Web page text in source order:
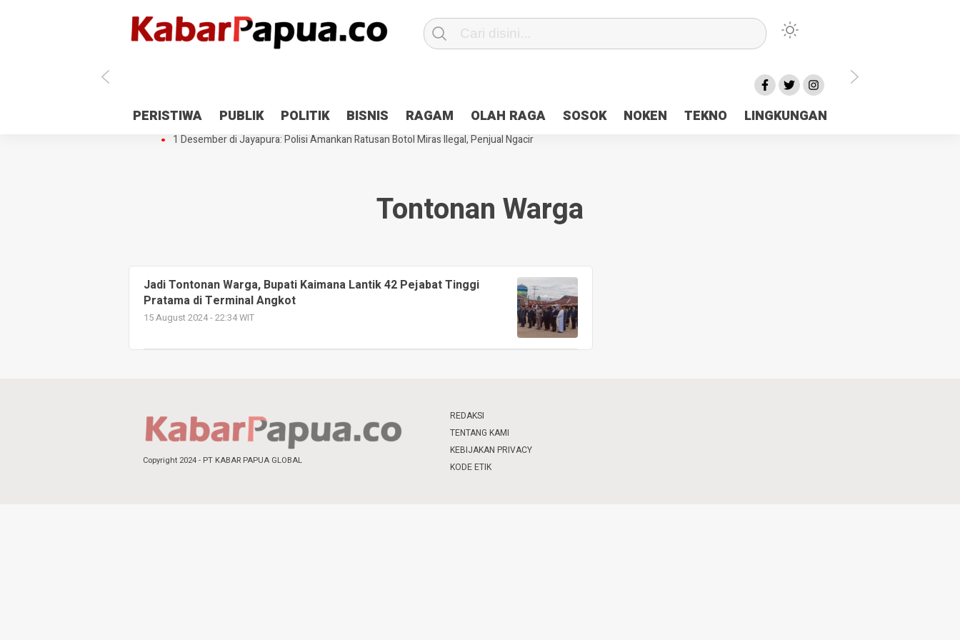
PERISTIWA PUBLIK POLITIK BISNIS RAGAM OLAH RAGA SOSOK NOKEN TEKNO LINGKUNGAN
Antisipasi 1 Desember, TNI Polri Patroli 2×24 jam di Kota Jayapura
Pesan Sejuk Polri di Deklarasi Pemilu Ceria Tanah Papua
Gedung Perpustakaan SMPN 5 Sentani Terbakar
Hibah Pilkada Jayapura Cair 10 Persen, Deposit Kas Daerah Rp23 Miliar Disorot
1 Desember di Jayapura: Polisi Amankan Ratusan Botol Miras Ilegal, Penjual Ngacir
Tontonan Warga
Jadi Tontonan Warga, Bupati Kaimana Lantik 42 Pejabat Tinggi
Pratama di Terminal Angkot
15 August 2024 - 22:34 WIT
Copyright 2024 - PT KABAR PAPUA GLOBAL
REDAKSI
TENTANG KAMI
KEBIJAKAN PRIVACY
KODE ETIK